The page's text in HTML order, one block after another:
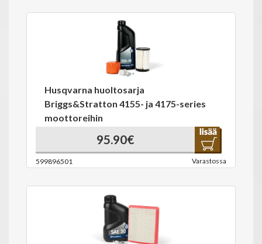
Husqvarna huoltosarja
Briggs&Stratton 4155- ja 4175-series
moottoreihin
95.90€
599896501 Varastossa